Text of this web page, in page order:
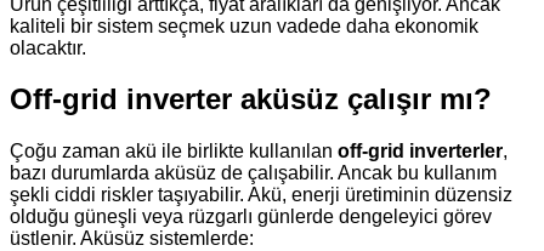
kaliteli bir sistem seçmek uzun vadede daha ekonomik
olacaktır.
Off-grid inverter aküsüz çalışır mı?
Çoğu zaman akü ile birlikte kullanılan off-grid inverterler,
bazı durumlarda aküsüz de çalışabilir. Ancak bu kullanım
şekli ciddi riskler taşıyabilir. Akü, enerji üretiminin düzensiz
olduğu güneşli veya rüzgarlı günlerde dengeleyici görev
üstlenir. Aküsüz sistemlerde: